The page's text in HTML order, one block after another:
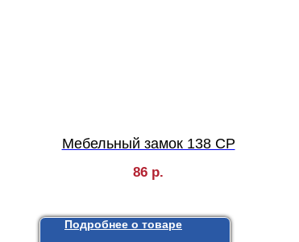
Мебельный замок 138 СP
86 р.
Подробнее о товаре